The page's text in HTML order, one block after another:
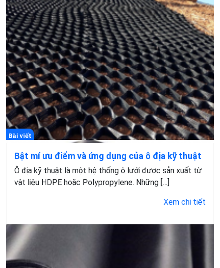
Bài viết
Bật mí ưu điểm và ứng dụng của ô địa kỹ thuật
Ô địa kỹ thuật là một hệ thống ô lưới được sản xuất từ
vật liệu HDPE hoặc Polypropylene. Những […]
Xem chi tiết